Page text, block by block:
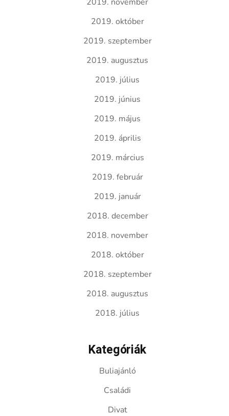
2019. október
2019. szeptember
2019. augusztus
2019. július
2019. június
2019. május
2019. április
2019. március
2019. február
2019. január
2018. december
2018. november
2018. október
2018. szeptember
2018. augusztus
2018. július
Kategóriák
Buliajánló
Családi
Divat